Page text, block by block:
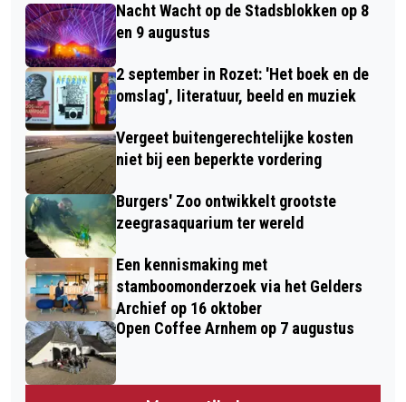
Nacht Wacht op de Stadsblokken op 8
en 9 augustus
2 september in Rozet: 'Het boek en de
omslag', literatuur, beeld en muziek
Vergeet buitengerechtelijke kosten
niet bij een beperkte vordering
Burgers' Zoo ontwikkelt grootste
zeegrasaquarium ter wereld
Een kennismaking met
stamboomonderzoek via het Gelders
Archief op 16 oktober
Open Coffee Arnhem op 7 augustus